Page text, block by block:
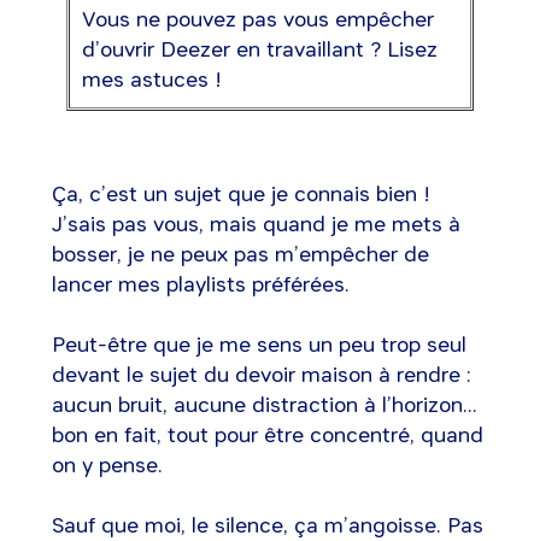
Vous ne pouvez pas vous empêcher
d’ouvrir Deezer en travaillant ? Lisez
mes astuces !
Ça, c’est un sujet que je connais bien !
J’sais pas vous, mais quand je me mets à
bosser, je ne peux pas m’empêcher de
lancer mes playlists préférées.
Peut-être que je me sens un peu trop seul
devant le sujet du devoir maison à rendre :
aucun bruit, aucune distraction à l’horizon...
bon en fait, tout pour être concentré, quand
on y pense.
Sauf que moi, le silence, ça m’angoisse. Pas